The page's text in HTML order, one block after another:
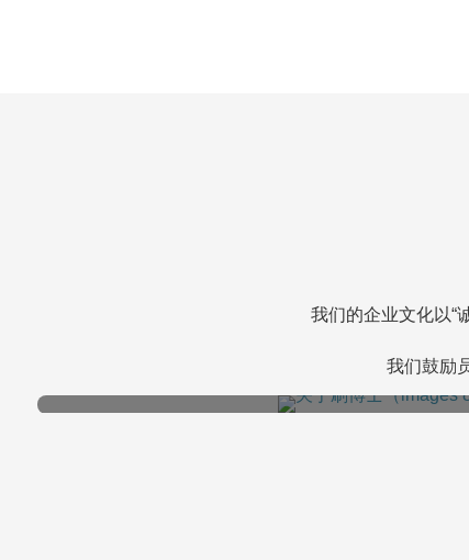
我们的企业文化以“
我们鼓励